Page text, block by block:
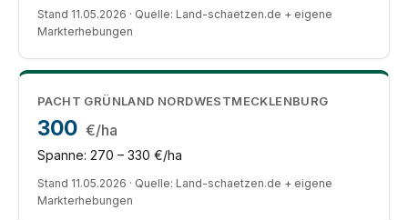
Stand 11.05.2026 · Quelle: Land-schaetzen.de + eigene
Markterhebungen
PACHT GRÜNLAND NORDWESTMECKLENBURG
300 €/ha
Spanne: 270 – 330 €/ha
Stand 11.05.2026 · Quelle: Land-schaetzen.de + eigene
Markterhebungen